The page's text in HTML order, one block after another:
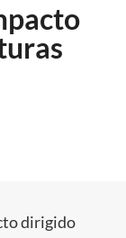
dirigido